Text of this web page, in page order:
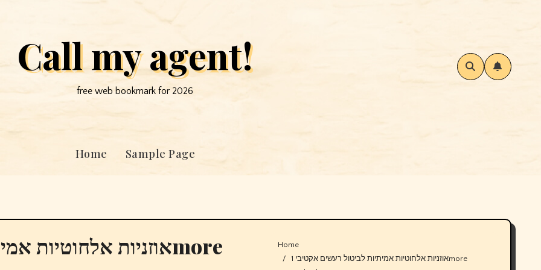
Call my agent!
free web bookmark for 2026
Home Sample Page
Home
אוזניות אלחוטיות אמיתיות לביטול רעשים אקטיבי 1more